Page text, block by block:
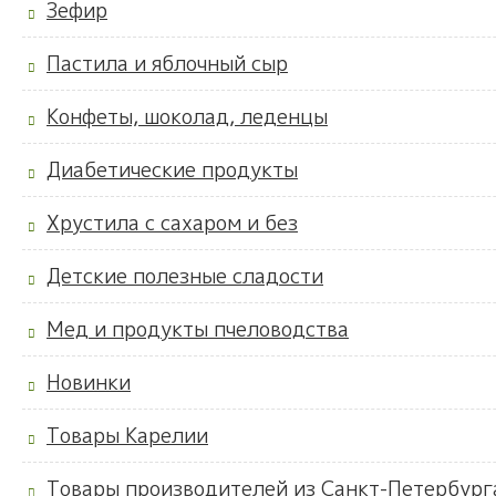
Зефир
Пастила и яблочный сыр
Конфеты, шоколад, леденцы
Диабетические продукты
Хрустила с сахаром и без
Детские полезные сладости
Мед и продукты пчеловодства
Новинки
Товары Карелии
Товары производителей из Санкт-